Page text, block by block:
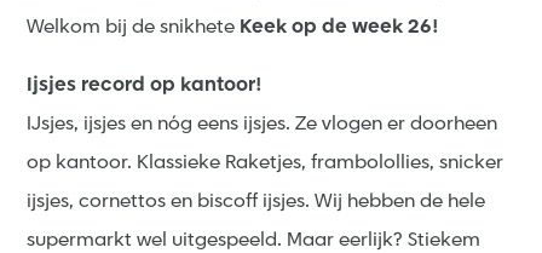
Welkom bij de snikhete Keek op de week 26!
Ijsjes record op kantoor!
IJsjes, ijsjes en nóg eens ijsjes. Ze vlogen er doorheen
op kantoor. Klassieke Raketjes, frambolollies, snicker
ijsjes, cornettos en biscoff ijsjes. Wij hebben de hele
supermarkt wel uitgespeeld. Maar eerlijk? Stiekem